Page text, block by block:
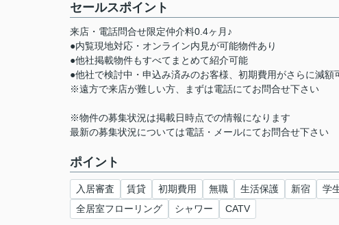
セールスポイント
来店・電話問合せ限定仲介料0.4ヶ月♪
●内覧現地対応・オンライン内見が可能物件あり
●他社掲載物件もすべてまとめて紹介可能
●他社で検討中・申込み済みのお客様、初期費用がさらに減額
※遠方で来店が難しい方、まずは電話にてお問合せ下さい
※物件の募集状況は掲載日時点での情報になります
最新の募集状況については電話・メールにてお問合せ下さい
ポイント
入居審査 賃貸 初期費用 無職 生活保護 新宿 学
全居室フローリング
シャワー CATV